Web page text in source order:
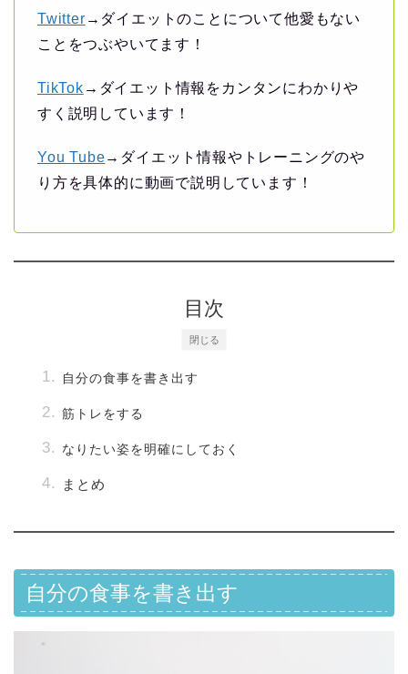
Twitter →ダイエットのことについて他愛もない
ことをつぶやいてます！
TikTok →ダイエット情報をカンタンにわかりや
すく説明しています！
You Tube→ダイエット情報やトレーニングのや
り方を具体的に動画で説明しています！
閉じる
目次
自分の食事を書き出す
筋トレをする
なりたい姿を明確にしておく
まとめ
自分の食事を書き出す